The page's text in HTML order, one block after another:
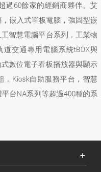
過60餘家的經銷商夥伴。艾
嵌入式單板電腦，強固型嵌
工智慧電腦平台系列，工業物
交通專用電腦系統tBOX與
數位電子看板播放器與顯示
，Kiosk自助服務平台，智慧
台NA系列等超過400種的系